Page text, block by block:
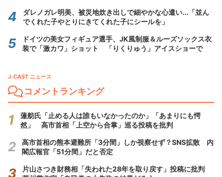
ダレノガレ明美、被災地炊き出しで細やかな心遣い...「並ん
でくれた子やとりにきてくれた子にシールを」
ドイツの美女フィギュア選手、JK風制服＆ルーズソックス衣
装で「激カワ」ショット 「りくりゅう」アイスショーで
J-CAST ニュース
コメントランキング
蓮舫氏「止める人は誰もいなかったのか」「あまりにも愕
然」 高市首相「上空から合掌」巡る投稿を批判
高市首相の熊本避難所「3分間」しか視察せず？SNS拡散 内
閣広報官「51分間」だと否定
片山さつき財務相「失われた28年を取り戻す」投稿に批判